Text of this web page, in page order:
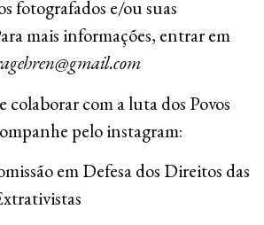
fotografados e/ou suas
mais informações, entrar em
colaborar com a luta dos Povos
pelo instagram:
em Defesa dos Direitos das